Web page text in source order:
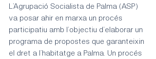
L’Agrupació Socialista de Palma (ASP)
va posar ahir en marxa un procés
participatiu amb l’objectiu d’elaborar un
programa de propostes que garanteixin
el dret a l’habitatge a Palma. Un procés